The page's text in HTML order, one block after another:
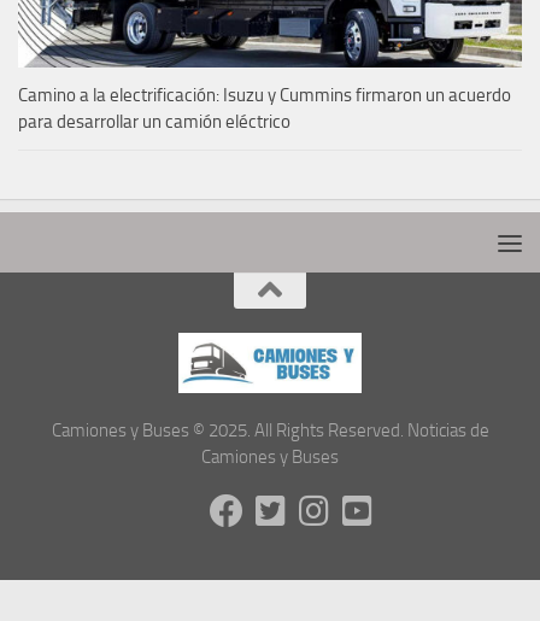
Camino a la electrificación: Isuzu y Cummins firmaron un acuerdo
para desarrollar un camión eléctrico
Camiones y Buses © 2025. All Rights Reserved. Noticias de
Camiones y Buses